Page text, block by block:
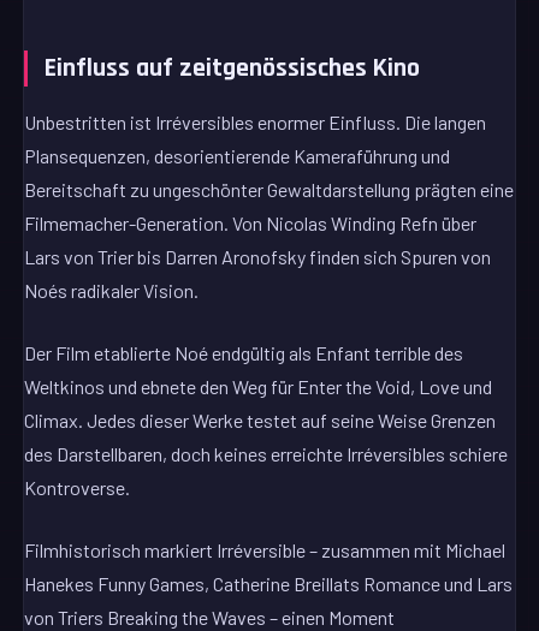
Einfluss auf zeitgenössisches Kino
Unbestritten ist Irréversibles enormer Einfluss. Die langen
Plansequenzen, desorientierende Kameraführung und
Bereitschaft zu ungeschönter Gewaltdarstellung prägten eine
Filmemacher-Generation. Von Nicolas Winding Refn über
Lars von Trier bis Darren Aronofsky finden sich Spuren von
Noés radikaler Vision.
Der Film etablierte Noé endgültig als Enfant terrible des
Weltkinos und ebnete den Weg für Enter the Void, Love und
Climax. Jedes dieser Werke testet auf seine Weise Grenzen
des Darstellbaren, doch keines erreichte Irréversibles schiere
Kontroverse.
Filmhistorisch markiert Irréversible – zusammen mit Michael
Hanekes Funny Games, Catherine Breillats Romance und Lars
von Triers Breaking the Waves – einen Moment